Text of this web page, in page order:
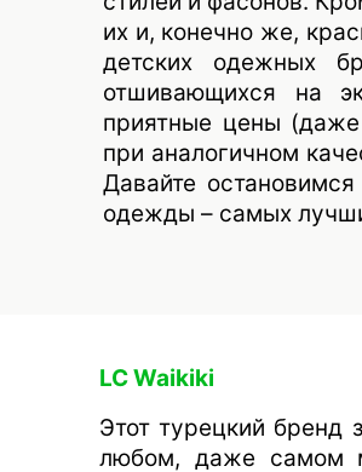
их и, конечно же,
детских одежных
отшивающихся на
приятные цены
при аналогичном
Давайте
одежды – самых
LC Waikiki
Этот турецкий бренд
любом, даже самом